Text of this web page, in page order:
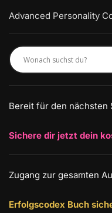
Advanced Personality
Bereit für den nächsten
Sichere dir jetzt dein
Zugang zur gesamten
Erfolgscodex Buch